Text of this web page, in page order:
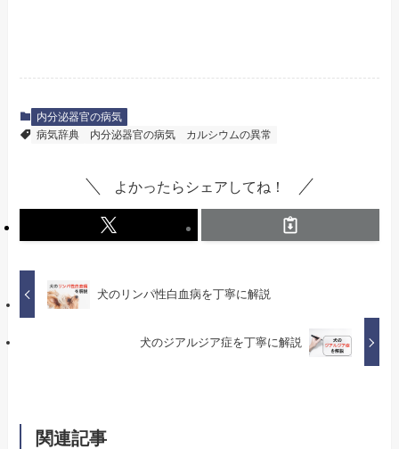
内分泌器官の病気
病気辞典
内分泌器官の病気 カルシウムの異常
よかったらシェアしてね！
犬のリンパ性白血病を丁寧に解説
犬のジアルジア症を丁寧に解説
関連記事